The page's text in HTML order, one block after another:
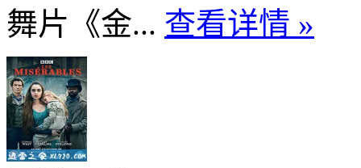
舞片《金... 查看详情 »